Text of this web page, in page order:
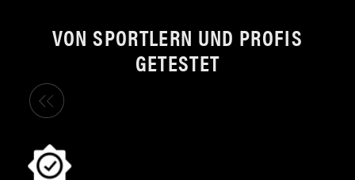
VON SPORTLERN UND PROFIS
GETESTET